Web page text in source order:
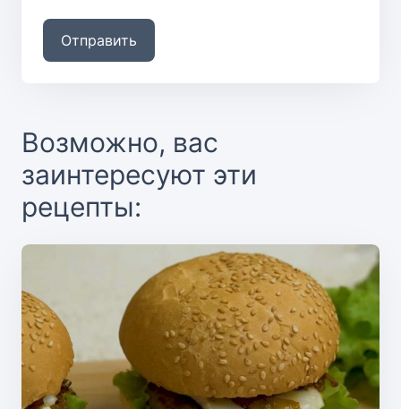
Отправить
Возможно, вас
заинтересуют эти
рецепты: